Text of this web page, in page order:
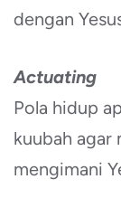
dengan
Actuating
Pola hidup
kuubah agar
mengimani